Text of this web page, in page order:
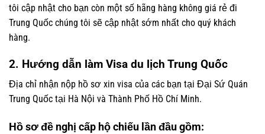
tôi cập nhật cho bạn còn một số hãng hàng không giá rẻ đi
Trung Quốc chúng tôi sẽ cập nhật sớm nhất cho quý khách
hàng.
2. Hướng dẫn làm Visa du lịch Trung Quốc
Địa chỉ nhận nộp hồ sơ xin visa của các bạn tại Đại Sứ Quán
Trung Quốc tại Hà Nội và Thành Phố Hồ Chí Minh.
Hồ sơ đề nghị cấp hộ chiếu lần đầu gồm: